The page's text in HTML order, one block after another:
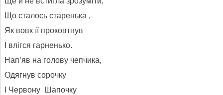
Що сталось старенька ,
Як вовк її проковтнув
І влігся гарненько.
Нап’яв на голову чепчика,
Одягнув сорочку
І Червону Шапочку